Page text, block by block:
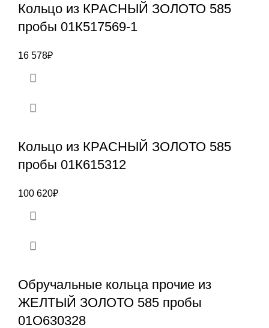
Кольцо из КРАСНЫЙ ЗОЛОТО 585
пробы 01К517569-1
16 578₽
Кольцо из КРАСНЫЙ ЗОЛОТО 585
пробы 01К615312
100 620₽
Обручальные кольца прочие из
ЖЕЛТЫЙ ЗОЛОТО 585 пробы
01О630328